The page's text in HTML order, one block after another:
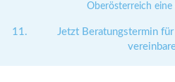
Oberösterreich eine
Jetzt Beratungstermin